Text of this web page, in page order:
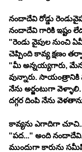
నందాదేవి రోడ్డు
నందాదేవి గారికి ఇష్టం
"రెండు వైపుల నుంచి
చెప్పింది కావ్య క్షణం
"మీ అన్నయ్యగారు,
వున్నారు. సాయంత్రానికి
నేను అర్జంటుగా
దగ్గర దింపి నేను
కావ్యను ఎగాదిగా చూచి...
"పద..." అంది
ముందుగా కారును